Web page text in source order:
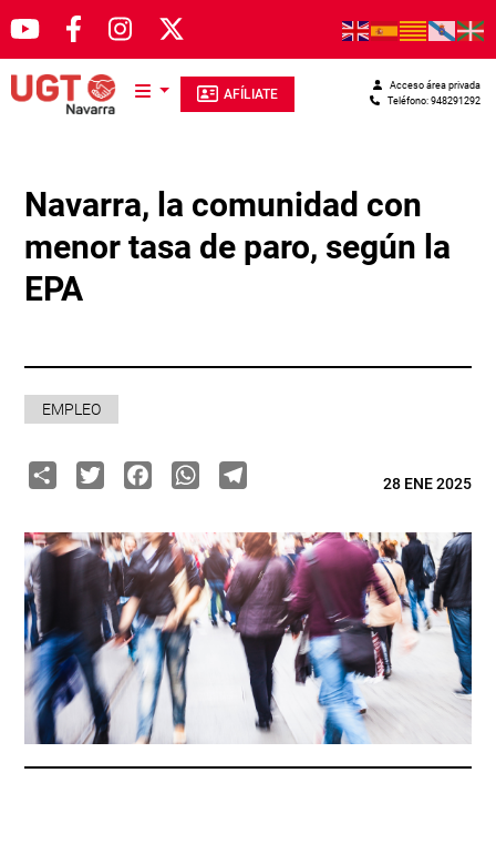
Pasar al contenido principal
AFÍLIATE Teléfono: 948291292
Acceso área privada
Navarra, la comunidad con
menor tasa de paro, según la
EPA
EMPLEO
ShareTwitterFacebook
WhatsApp
Telegram28 ENE 2025